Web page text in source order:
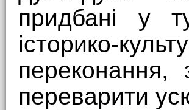
придбані у
історико-
переконання,
переварити